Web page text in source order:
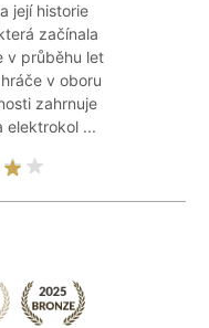
její historie
začínala
v průběhu let
v oboru
zahrnuje
elektrokol ...